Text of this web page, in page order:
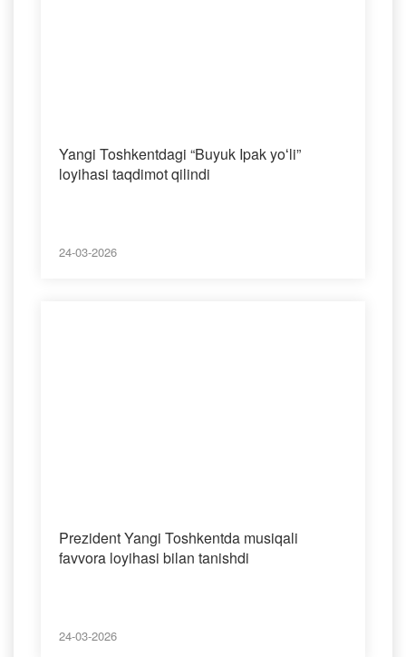
Yangi Toshkentdagi “Buyuk Ipak yoʻli”
loyihasi taqdimot qilindi
24-03-2026
Prezident Yangi Toshkentda musiqali
favvora loyihasi bilan tanishdi
24-03-2026